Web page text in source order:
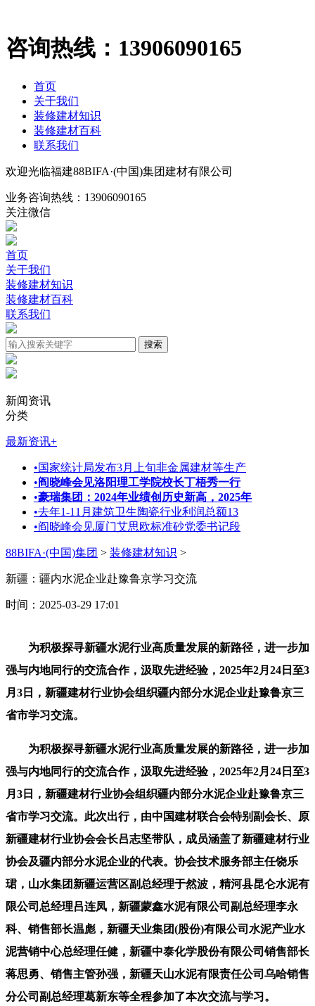
咨询热线： 13906090165
首页
关于我们
装修建材知识
装修建材百科
联系我们
欢迎光临福建88BIFA·(中国)集团建材有限公司
业务咨询热线： 13906090165
关注微信
首页
关于我们
装修建材知识
装修建材百科
联系我们
新闻资讯
分类
最新资讯+
•国家统计局发布3月上旬非金属建材等生产
•阎晓峰会见洛阳理工学院校长丁梧秀一行
•豪瑞集团：2024年业绩创历史新高，2025年
•去年1-11月建筑卫生陶瓷行业利润总额13
•阎晓峰会见厦门艾思欧标准砂党委书记段
88BIFA·(中国)集团 > 装修建材知识 >
新疆：疆内水泥企业赴豫鲁京学习交流
时间：2025-03-29 17:01
为积极探寻新疆水泥行业高质量发展的新路径，进一步加
强与内地同行的交流合作，汲取先进经验，2025年2月24日至3
月3日，新疆建材行业协会组织疆内部分水泥企业赴豫鲁京三
省市学习交流。
为积极探寻新疆水泥行业高质量发展的新路径，进一步加
强与内地同行的交流合作，汲取先进经验，2025年2月24日至3
月3日，新疆建材行业协会组织疆内部分水泥企业赴豫鲁京三
省市学习交流。此次出行，由中国建材联合会特别副会长、原
新疆建材行业协会会长吕志坚带队，成员涵盖了新疆建材行业
协会及疆内部分水泥企业的代表。协会技术服务部主任饶乐
珺，山水集团新疆运营区副总经理于然波，精河县昆仑水泥有
限公司总经理吕连凤，新疆蒙鑫水泥有限公司副总经理李永
科、销售部长温彪，新疆天业集团(股份)有限公司水泥产业水
泥营销中心总经理任健，新疆中泰化学股份有限公司销售部长
蒋思勇、销售主管孙强，新疆天山水泥有限责任公司乌哈销售
分公司副总经理葛新东等全程参加了本次交流与学习。